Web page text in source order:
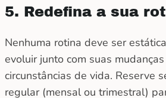
5. Redefina a sua
Nenhuma rotina deve ser
evoluir junto com suas
circunstâncias de vida. Reserve
regular (mensal ou trimestral)